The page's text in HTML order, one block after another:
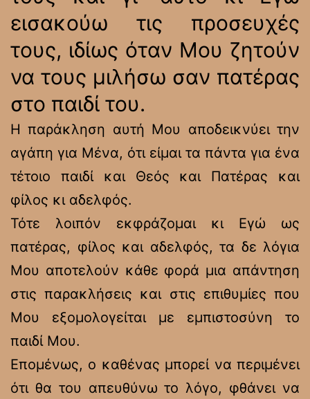
εισακούω τις προσευχές
τους, ιδίως όταν Μου ζητούν
να τους μιλήσω σαν πατέρας
στο παιδί του.
Η παράκληση αυτή Μου αποδεικνύει την
αγάπη για Μένα, ότι είμαι τα πάντα για ένα
τέτοιο παιδί και Θεός και Πατέρας και
φίλος κι αδελφός.
Τότε λοιπόν εκφράζομαι κι Εγώ ως
πατέρας, φίλος και αδελφός, τα δε λόγια
Μου αποτελούν κάθε φορά μια απάντηση
στις παρακλήσεις και στις επιθυμίες που
Μου εξομολογείται με εμπιστοσύνη το
παιδί Μου.
Επομένως, ο καθένας μπορεί να περιμένει
ότι θα του απευθύνω το λόγο, φθάνει να